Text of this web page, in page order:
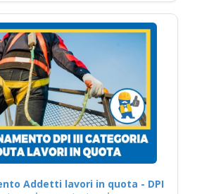
Addetti lavori in quota - DPI